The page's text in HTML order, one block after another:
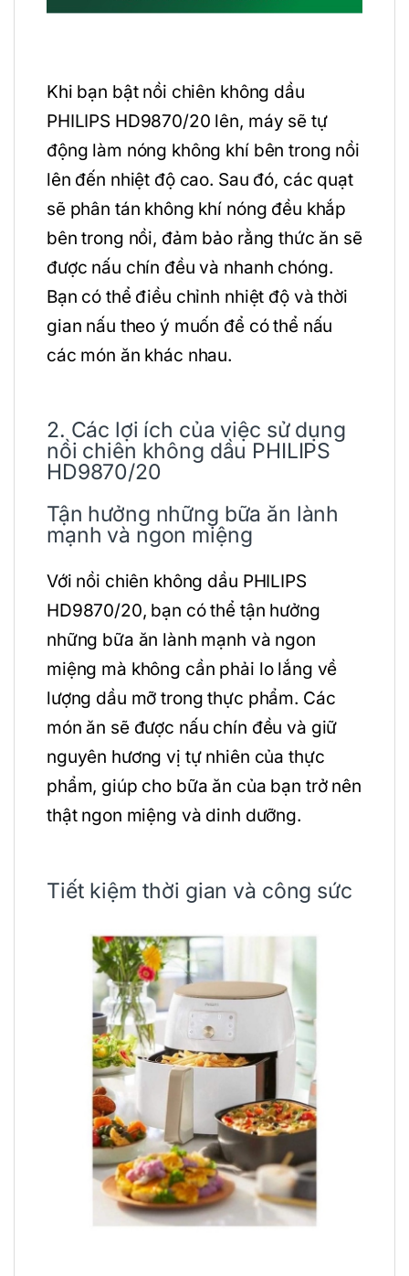
Khi bạn bật nồi chiên không dầu
PHILIPS HD9870/20 lên, máy sẽ tự
động làm nóng không khí bên trong nồi
lên đến nhiệt độ cao. Sau đó, các quạt
sẽ phân tán không khí nóng đều khắp
bên trong nồi, đảm bảo rằng thức ăn sẽ
được nấu chín đều và nhanh chóng.
Bạn có thể điều chỉnh nhiệt độ và thời
gian nấu theo ý muốn để có thể nấu
các món ăn khác nhau.
2. Các lợi ích của việc sử dụng
nồi chiên không dầu PHILIPS
HD9870/20
Tận hưởng những bữa ăn lành
mạnh và ngon miệng
Với nồi chiên không dầu PHILIPS
HD9870/20, bạn có thể tận hưởng
những bữa ăn lành mạnh và ngon
miệng mà không cần phải lo lắng về
lượng dầu mỡ trong thực phẩm. Các
món ăn sẽ được nấu chín đều và giữ
nguyên hương vị tự nhiên của thực
phẩm, giúp cho bữa ăn của bạn trở nên
thật ngon miệng và dinh dưỡng.
Tiết kiệm thời gian và công sức